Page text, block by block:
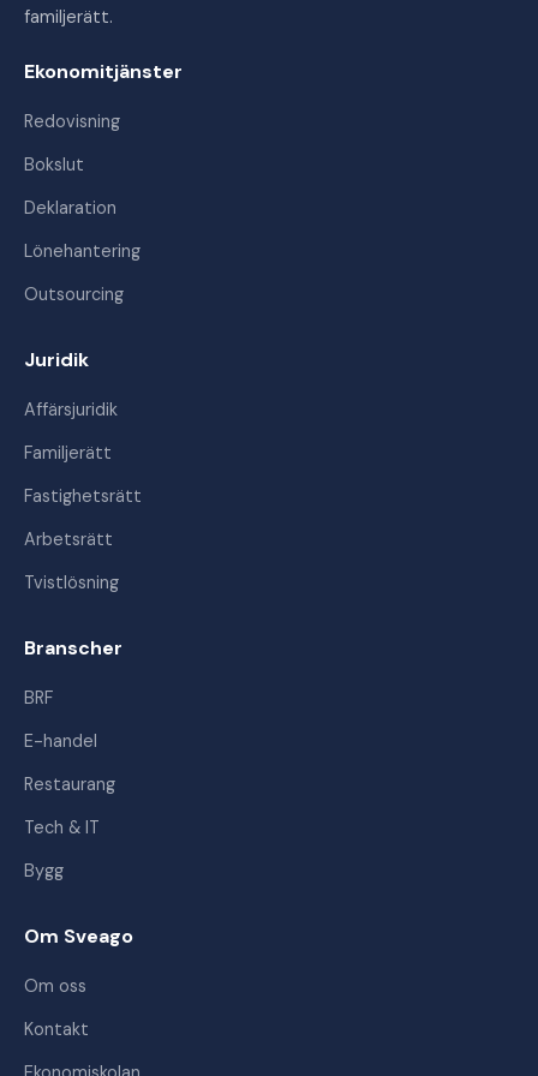
familjerätt.
Ekonomitjänster
Redovisning
Bokslut
Deklaration
Lönehantering
Outsourcing
Juridik
Affärsjuridik
Familjerätt
Fastighetsrätt
Arbetsrätt
Tvistlösning
Branscher
BRF
E-handel
Restaurang
Tech & IT
Bygg
Om Sveago
Om oss
Kontakt